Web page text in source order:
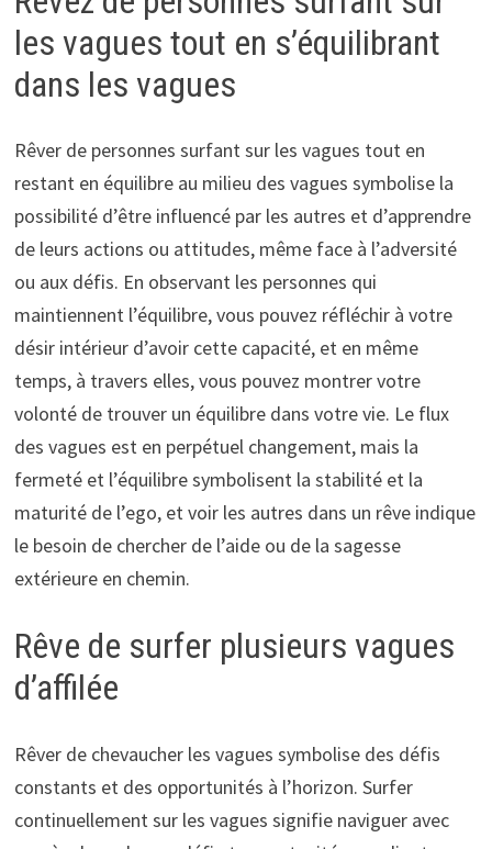
les vagues tout en s’équilibrant
dans les vagues
Rêver de personnes surfant sur les vagues tout en
restant en équilibre au milieu des vagues symbolise la
possibilité d’être influencé par les autres et d’apprendre
de leurs actions ou attitudes, même face à l’adversité
ou aux défis. En observant les personnes qui
maintiennent l’équilibre, vous pouvez réfléchir à votre
désir intérieur d’avoir cette capacité, et en même
temps, à travers elles, vous pouvez montrer votre
volonté de trouver un équilibre dans votre vie. Le flux
des vagues est en perpétuel changement, mais la
fermeté et l’équilibre symbolisent la stabilité et la
maturité de l’ego, et voir les autres dans un rêve indique
le besoin de chercher de l’aide ou de la sagesse
extérieure en chemin.
Rêve de surfer plusieurs vagues
d’affilée
Rêver de chevaucher les vagues symbolise des défis
constants et des opportunités à l’horizon. Surfer
continuellement sur les vagues signifie naviguer avec